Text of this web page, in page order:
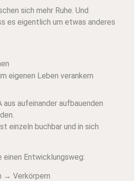
sich mehr Ruhe. Und
es eigentlich um etwas anderes
eigenen Leben verankern
aufeinander aufbauenden
einzeln buchbar und in sich
einen Entwicklungsweg:
→ Verkörpern